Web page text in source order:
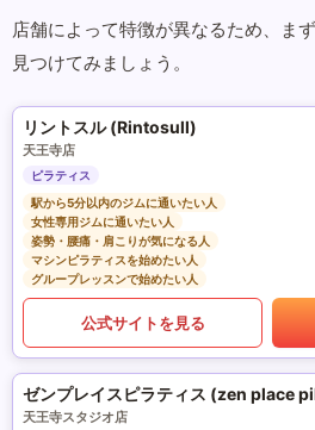
店舗によって特徴が異なるため、ま
見つけてみましょう。
リントスル (Rintosull)
天王寺店
ピラティス
駅から5分以内のジムに通いたい人
女性専用ジムに通いたい人
姿勢・腰痛・肩こりが気になる人
マシンピラティスを始めたい人
グループレッスンで始めたい人
公式サイトを見る
ゼンプレイスピラティス (zen place
天王寺スタジオ店